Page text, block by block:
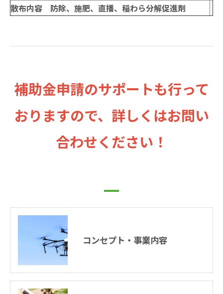
散布内容 防除、施肥、直播、稲わら分解促進剤
補助金申請のサポートも行って
おりますので、詳しくはお問い
合わせください！
コンセプト・事業内容